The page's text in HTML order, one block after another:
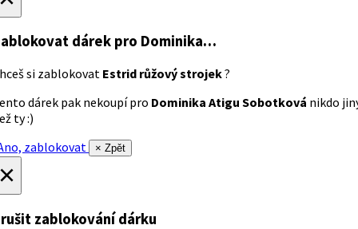
dárek pro Dominika…
si zablokovat Estrid růžový strojek?
dárek pak nekoupí pro Dominika Atigu Sobotková nikdo
ty :)
zablokovat
× Zpět
zablokování dárku